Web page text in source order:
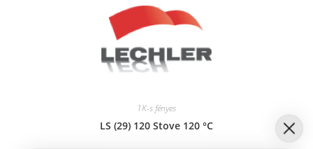
1K-s fényes
LS (29) 120 Stove 120 °C